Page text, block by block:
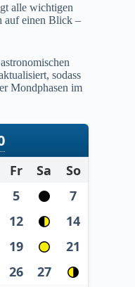
alle wichtigen
auf einen Blick –
sodass
Mondphasen im
Fr Sa
So
5
7
12
14
19
21
26
27